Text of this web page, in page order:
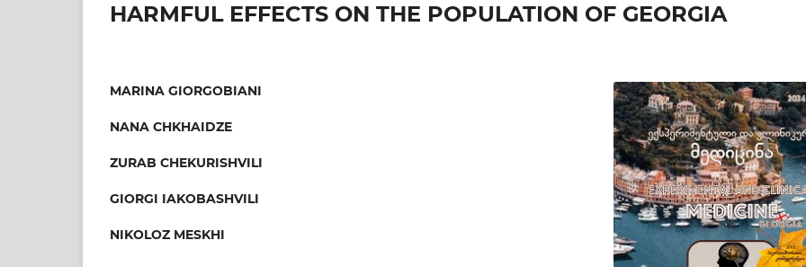
HARMFUL EFFECTS ON THE POPULATION OF GEORGIA
MARINA GIORGOBIANI
NANA CHKHAIDZE
ZURAB CHEKURISHVILI
GIORGI IAKOBASHVILI
NIKOLOZ MESKHI